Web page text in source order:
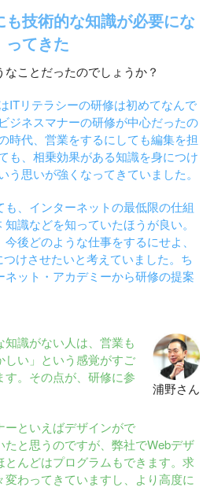
技術的な知識が必要にな
ってきた
ことだったのでしょうか？
ITリテラシーの研修は初めてなんで
ジネスマナーの研修が中心だったの
時代、営業をするにしても編集を担
も、相乗効果がある知識を身につけ
う思いが強くなってきていました。
、インターネットの最低限の仕組
識などを知っていたほうが良い。
後どのような仕事をするにせよ、
けさせたいと考えていました。ち
ネット・アカデミーから研修の提案
浦野さん
識がない人は、営業も
しい」という感覚がすご
す。その点が、研修に参
ーといえばデザインがで
たと思うのですが、弊社でWebデザ
とんどはプログラムもできます。求
わってきていますし、より高度に